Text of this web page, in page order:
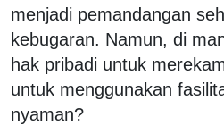
menjadi pemandangan
kebugaran. Namun, di
hak pribadi untuk
untuk menggunakan
nyaman?